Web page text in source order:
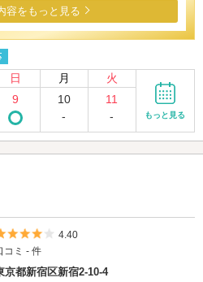
容をもっと見る
日 月 火
9
10
-
11
-
もっと見る
5つ星のうち4
4.40
コミ - 件
京都新宿区新宿2-10-4